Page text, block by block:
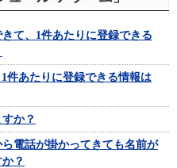
て、1件あたりに登録できる
件あたりに登録できる情報は
か？
電話が掛かってきても名前が
？